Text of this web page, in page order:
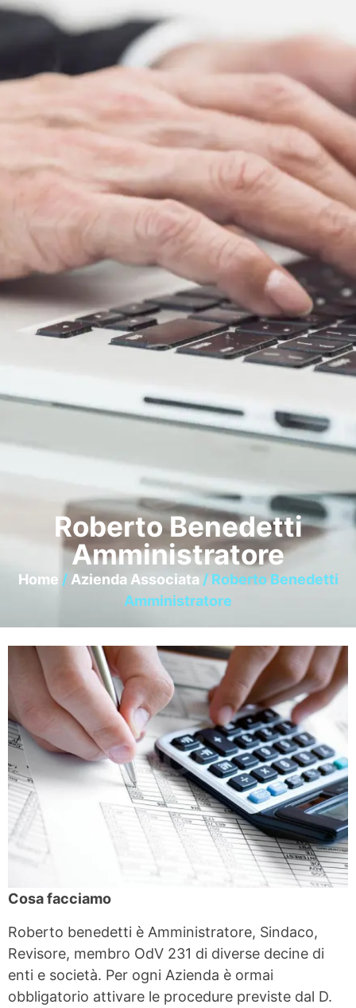
Roberto Benedetti
Amministratore
Home / Azienda Associata/ Roberto Benedetti
Amministratore
Cosa facciamo
Roberto benedetti è Amministratore, Sindaco,
Revisore, membro OdV 231 di diverse decine di
enti e società. Per ogni Azienda è ormai
obbligatorio attivare le procedure previste dal D.